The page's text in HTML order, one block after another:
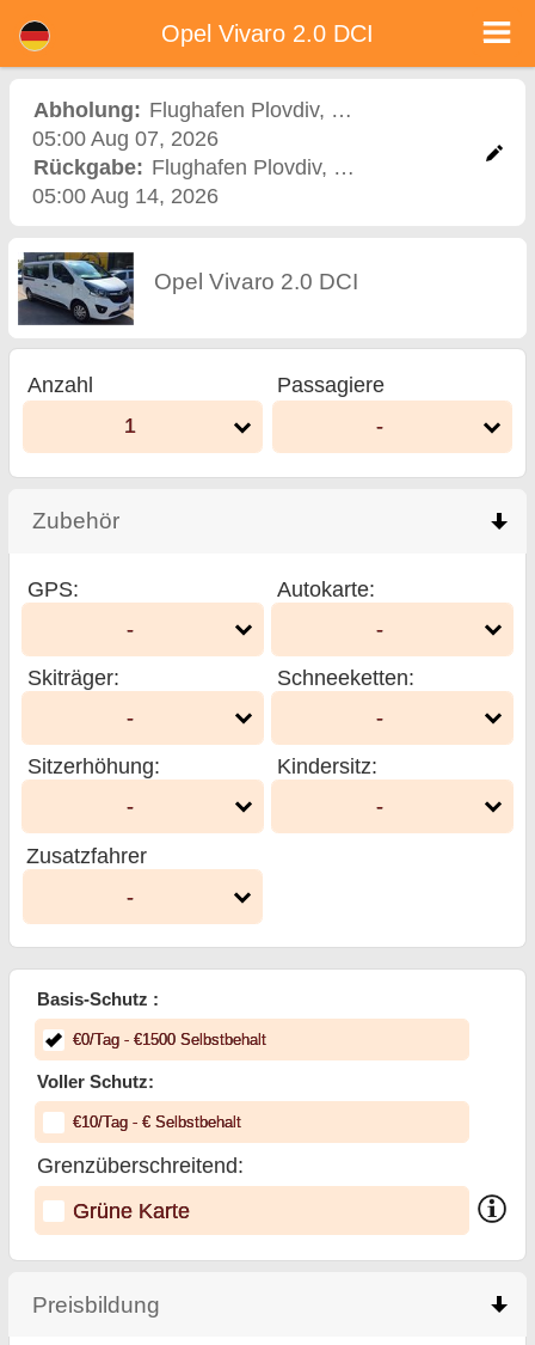
Vollkaskoversicherung (ohne Selbstbeteiligung), unbegrenzte Kilometer, kostenlose Kindersitze, zusätzliche Fahrer kostenlos,
niedrigen Preis Autovermietung garantiert.Opel Vivaro 2.0 DCI
Abholung: Flughafen Plovdiv, Flughafen
05:00 Aug 07, 2026
Rückgabe: Flughafen Plovdiv, Flughafen
05:00 Aug 14, 2026
Opel Vivaro 2.0 DCI
Anzahl
1
Passagiere
-
Zubehör
GPS:
-
Autokarte:
-
Skiträger:
-
Schneeketten:
-
Sitzerhöhung:
-
Kindersitz:
-
Zusatzfahrer
-
Basis-Schutz :
€0/Tag- €1500Selbstbehalt
Voller Schutz:
€10/Tag- €Selbstbehalt
Grenzüberschreitend:
Grüne Karte
Preisbildung